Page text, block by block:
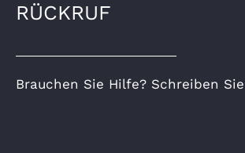
RÜCKRUF
Brauchen Sie Hilfe? Schreiben